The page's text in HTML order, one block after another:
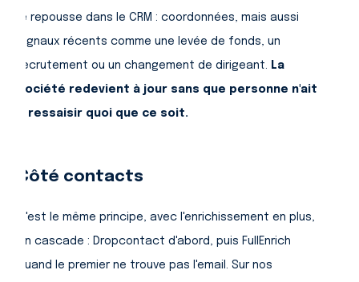
le repousse dans le CRM : coordonnées, mais aussi
signaux récents comme une levée de fonds, un
recrutement ou un changement de dirigeant. La
société redevient à jour sans que personne n'ait
à ressaisir quoi que ce soit.
Côté contacts
C'est le même principe, avec l'enrichissement en plus,
en cascade : Dropcontact d'abord, puis FullEnrich
quand le premier ne trouve pas l'email. Sur nos